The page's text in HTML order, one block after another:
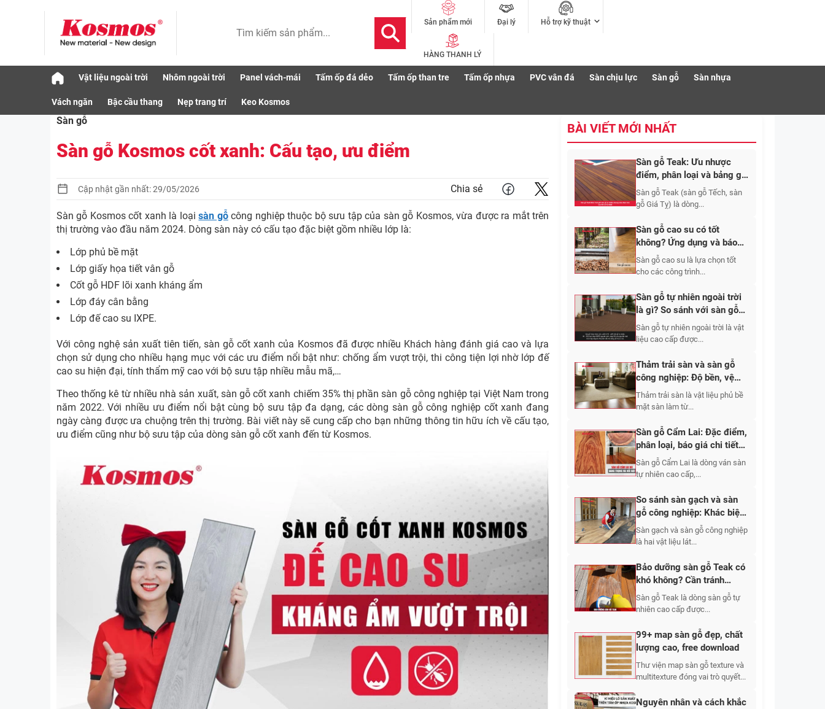
Sản phẩm mới Đại lý Hỗ trợ kỹ thuật
HÀNG THANH LÝ
Vật liệu ngoài trời Nhôm ngoài trời Panel vách-mái Tấm ốp đá dẻo Tấm ốp than tre Tấm ốp nhựa PVC vân đá Sàn chịu lực Sàn gỗ Sàn nhựa
Vách ngăn Bậc cầu thang Nẹp trang trí Keo Kosmos
Sàn gỗ
Sàn gỗ Kosmos cốt xanh: Cấu tạo, ưu điểm
Cập nhật gần nhất: 29/05/2026 Chia sẻ
Sàn gỗ Kosmos cốt xanh là loạisàn gỗcông nghiệp thuộc bộ sưu tập của sàn gỗ Kosmos, vừa được ra mắt trên
thị trường vào đầu năm 2024. Dòng sàn này có cấu tạo đặc biệt gồm nhiều lớp là:
Lớp phủ bề mặt
Lớp giấy họa tiết vân gỗ
Cốt gỗ HDF lõi xanh kháng ẩm
Lớp đáy cân bằng
Lớp đế cao su IXPE.
Với công nghệ sản xuất tiên tiến, sàn gỗ cốt xanh của Kosmos đã được nhiều Khách hàng đánh giá cao và lựa
chọn sử dụng cho nhiều hạng mục với các ưu điểm nổi bật như: chống ẩm vượt trội, thi công tiện lợi nhờ lớp đế
cao su hiện đại, tính thẩm mỹ cao với bộ sưu tập nhiều mẫu mã,…
Theo thống kê từ nhiều nhà sản xuất, sàn gỗ cốt xanh chiếm 35% thị phần sàn gỗ công nghiệp tại Việt Nam trong
năm 2022. Với nhiều ưu điểm nổi bật cùng bộ sưu tập đa dạng, các dòng sàn gỗ công nghiệp cốt xanh đang
ngày càng được ưa chuộng trên thị trường. Bài viết này sẽ cung cấp cho bạn những thông tin hữu ích về cấu tạo,
ưu điểm cũng như bộ sưu tập của dòng sàn gỗ cốt xanh đến từ Kosmos.
BÀI VIẾT MỚI NHẤT
Sàn gỗ Teak: Ưu nhược
điểm, phân loại và bảng giá
thi công mới nhất?
Sàn gỗ Teak (sàn gỗ Tếch, sàn
gỗ Giá Tỵ) là dòng...
Sàn gỗ cao su có tốt
không? Ứng dụng và báo
giá 2026
Sàn gỗ cao su là lựa chọn tốt
cho các công trình...
Sàn gỗ tự nhiên ngoài trời
là gì? So sánh với sàn gỗ
nhựa về độ bền và giá
Sàn gỗ tự nhiên ngoài trời là vật
liệu cao cấp được...
Thảm trải sàn và sàn gỗ
công nghiệp: Độ bền, vệ
sinh, chi phí và tính ứng
dụng
Thảm trải sàn là vật liệu phủ bề
mặt sàn làm từ...
Sàn gỗ Cẩm Lai: Đặc điểm,
phân loại, báo giá chi tiết
2026
Sàn gỗ Cẩm Lai là dòng ván sàn
tự nhiên cao cấp,...
So sánh sàn gạch và sàn
gỗ công nghiệp: Khác biệt
từ cấu tạo đến cảm giác sử
dụng
Sàn gạch và sàn gỗ công nghiệp
là hai vật liệu lát...
Bảo dưỡng sàn gỗ Teak có
khó không? Cần tránh
những gì khi bảo dưỡng?
Sàn gỗ Teak là dòng sàn gỗ tự
nhiên cao cấp được...
99+ map sàn gỗ đẹp, chất
lượng cao, free download
Thư viện map sàn gỗ texture và
multitexture đóng vai trò quyết...
Nguyên nhân và cách khắc